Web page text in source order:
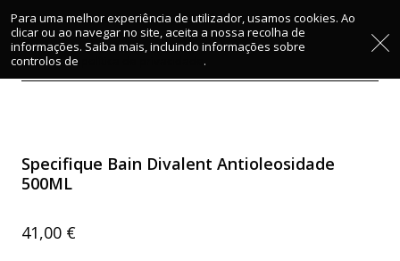
Para uma melhor experiência de utilizador, usamos cookies. Ao
clicar ou ao navegar no site, aceita a nossa recolha de
informações. Saiba mais, incluindo informações sobre
controlos de
.
Início/Mulher/Champô/ Specifique Bain Divalent
Antioleosidade 500ML
Specifique Bain Divalent Antioleosidade
500ML
41,00 €